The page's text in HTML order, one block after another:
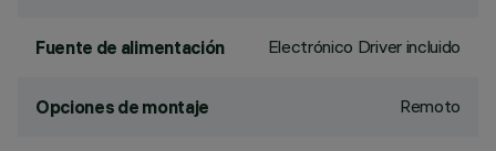
Fuente de alimentación Electrónico Driver incluido
Opciones de montaje Remoto